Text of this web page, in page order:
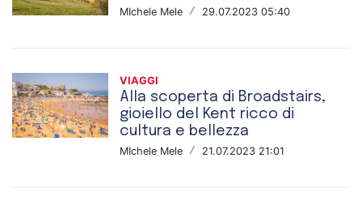
MIchele Mele / 29.07.2023 05:40
VIAGGI
Alla scoperta di Broadstairs,
gioiello del Kent ricco di
cultura e bellezza
MIchele Mele / 21.07.2023 21:01